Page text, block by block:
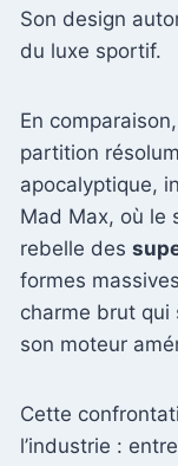
Son design
du luxe sportif.
En
partition
apocalyptique,
Mad Max, où le
rebelle des
formes
charme brut
son moteur
Cette
l’industrie :